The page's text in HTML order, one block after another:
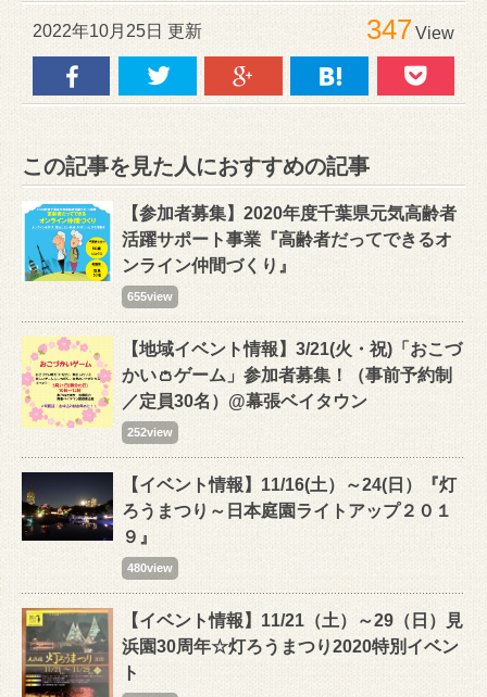
2022年10月25日 更新 347View
この記事を見た人におすすめの記事
【参加者募集】2020年度千葉県元気高齢者
活躍サポート事業『高齢者だってできるオ
ンライン仲間づくり』
655view
【地域イベント情報】3/21(火・祝)「おこづ
かい👛ゲーム」参加者募集！（事前予約制
／定員30名）@幕張ベイタウン
252view
【イベント情報】11/16(土）～24(日）『灯
ろうまつり～日本庭園ライトアップ２０１
９』
480view
【イベント情報】11/21（土）～29（日）見
浜園30周年☆灯ろうまつり2020特別イベン
ト